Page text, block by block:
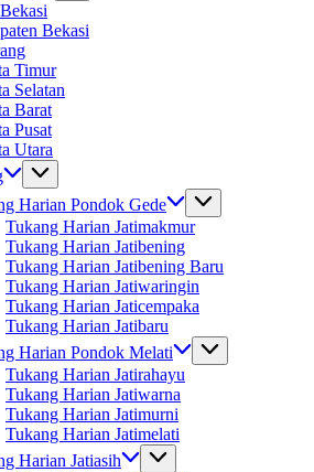
Bekasi
Timur
Selatan
Barat
Pusat
Utara
Harian Pondok Gede
Tukang Harian Jatimakmur
Tukang Harian Jatibening
Tukang Harian Jatibening Baru
Tukang Harian Jatiwaringin
Tukang Harian Jaticempaka
Tukang Harian Jatibaru
Harian Pondok Melati
Tukang Harian Jatirahayu
Tukang Harian Jatiwarna
Tukang Harian Jatimurni
Tukang Harian Jatimelati
Harian Jatiasih